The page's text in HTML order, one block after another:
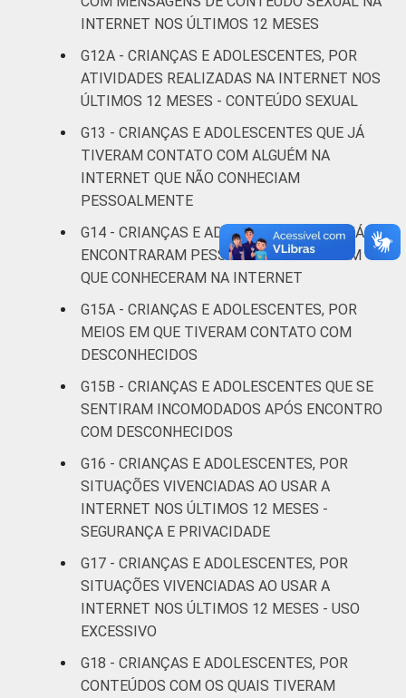
renda
Não sabe 7
Não
respondeu
CLASSE
SOCIAL
AB
DE 7
DOMICÍLIO
COM ACESSO
À INTERNET
Sim 7
Fonte: CGI.br/NIC.br, Centro Regional de
Estudos para o Desenvolvimento da
Sociedade da Informação (Cetic.br),
Pesquisa sobre o uso da Internet por
crianças e adolescentes no Brasil - TIC Kids
Online Brasil 2019. ¹Dados coletados por
meio de questionários de
INTERNET NOS ÚLTIMOS 12 MESES
G12A - CRIANÇAS E ADOLESCENTES, POR
ATIVIDADES REALIZADAS NA INTERNET NOS
ÚLTIMOS 12 MESES - CONTEÚDO SEXUAL
G13 - CRIANÇAS E ADOLESCENTES QUE JÁ
TIVERAM CONTATO COM ALGUÉM NA
INTERNET QUE NÃO CONHECIAM
PESSOALMENTE
G14 - CRIANÇAS E ADOLESCENTES QUE JÁ
ENCONTRARAM PESSOALMENTE ALGUÉM
QUE CONHECERAM NA INTERNET
G15A - CRIANÇAS E ADOLESCENTES, POR
MEIOS EM QUE TIVERAM CONTATO COM
DESCONHECIDOS
G15B - CRIANÇAS E ADOLESCENTES QUE SE
SENTIRAM INCOMODADOS APÓS ENCONTRO
COM DESCONHECIDOS
G16 - CRIANÇAS E ADOLESCENTES, POR
SITUAÇÕES VIVENCIADAS AO USAR A
INTERNET NOS ÚLTIMOS 12 MESES -
SEGURANÇA E PRIVACIDADE
G17 - CRIANÇAS E ADOLESCENTES, POR
SITUAÇÕES VIVENCIADAS AO USAR A
INTERNET NOS ÚLTIMOS 12 MESES - USO
EXCESSIVO
G18 - CRIANÇAS E ADOLESCENTES, POR
CONTEÚDOS COM OS QUAIS TIVERAM